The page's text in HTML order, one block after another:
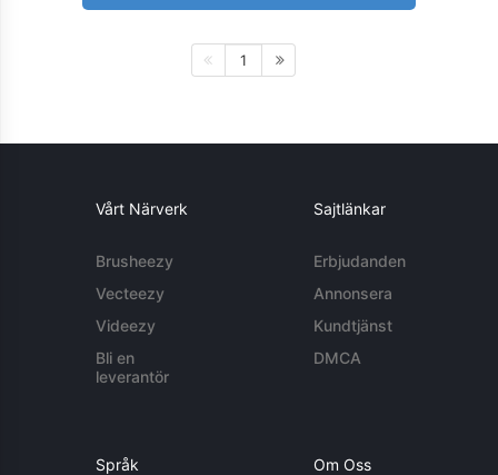
1
Vårt Närverk
Brusheezy
Vecteezy
Videezy
Bli en
leverantör
Sajtlänkar
Erbjudanden
Annonsera
Kundtjänst
DMCA
Språk Om Oss